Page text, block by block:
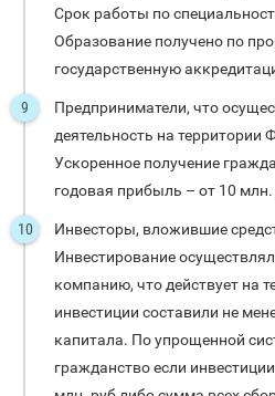
Срок работы по
Образование получено по
государственную
Предприниматели, что
деятельность на территории
Ускоренное получение
годовая прибыль – от 10 млн.
Инвесторы, вложившие
Инвестирование
компанию, что действует на
инвестиции составили не
капитала. По упрощенной
гражданство если